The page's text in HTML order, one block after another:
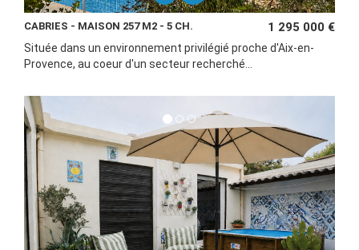
CABRIES - MAISON 257 M2 - 5 CH. 1 295 000 €
Située dans un environnement privilégié proche d'Aix-en-
Provence, au coeur d'un secteur recherché...